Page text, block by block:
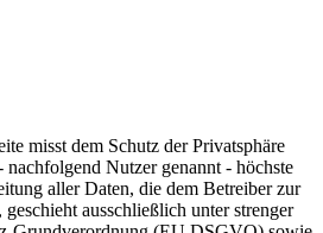
misst dem Schutz der Privatsphäre
nachfolgend Nutzer genannt - höchste
aller Daten, die dem Betreiber zur
ausschließlich unter strenger